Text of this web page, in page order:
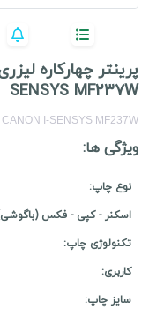
SENSYS MF237W
CANON I-SENSYS MF237W
ویژگی ها:
نوع چاپ:
اسکنر - کپی - فکس
تکنولوژی چاپ:
کاربری:
سایز چاپ: